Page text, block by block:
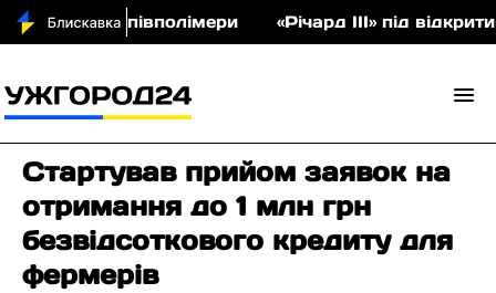
співполімери «Річард ІІІ» під
Стартував прийом заявок на
отримання до 1 млн грн
безвідсоткового кредиту для
фермерів